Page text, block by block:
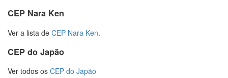
CEP Nara Ken
Ver a lista de CEP Nara Ken.
CEP do Japão
Ver todos os CEP do Japão